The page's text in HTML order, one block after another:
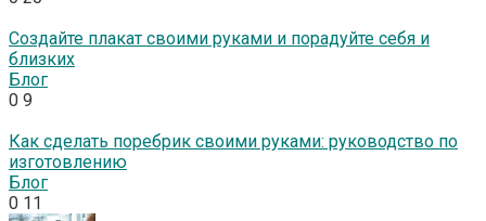
Создайте плакат своими руками и порадуйте себя и
близких
Блог
0 9
Как сделать поребрик своими руками: руководство по
изготовлению
Блог
0 11